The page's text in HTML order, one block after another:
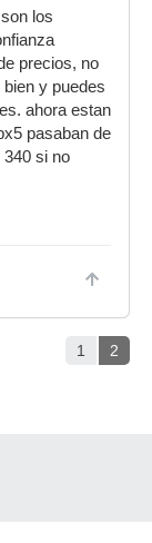
los
precios, no
y puedes
ahora estan
pasaban de
340 si no
1 2